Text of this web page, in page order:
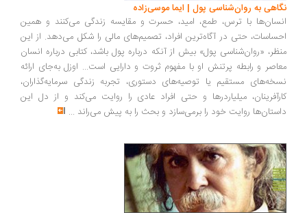
به روان‌شناسی پول | ایما موسی‌زاده
با ترس، طمع، امید، حسرت و مقایسه زندگی می‌کنند و همین
حتی در آگاه‌ترین افراد، تصمیم‌های مالی را شکل می‌دهد. از این
«روان‌شناسی پول» بیش از آنکه درباره پول باشد، کتابی درباره انسان
و رابطه پرتنش او با مفهوم ثروت و دارایی است... اوزل به‌جای ارائه
مستقیم یا توصیه‌های دستوری، تجربه زندگی سرمایه‌گذاران،
میلیاردرها و حتی افراد عادی را روایت می‌کند و از دل این
روایت خود را برمی‌سازد و بحث را به پیش می‌راند...